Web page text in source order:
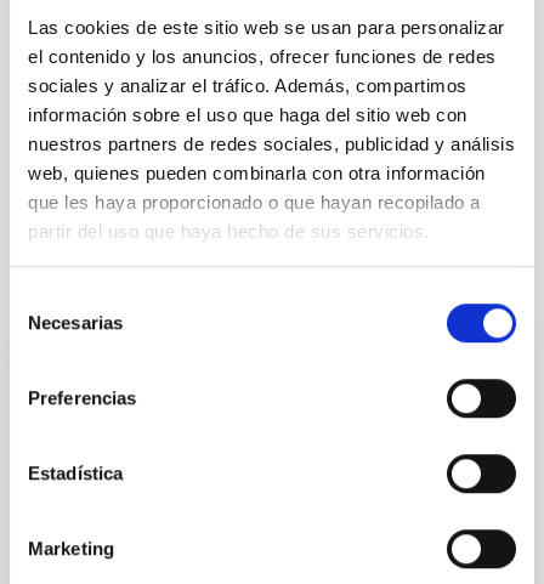
Las cookies de este sitio web se usan para personalizar
el contenido y los anuncios, ofrecer funciones de redes
sociales y analizar el tráfico. Además, compartimos
información sobre el uso que haga del sitio web con
nuestros partners de redes sociales, publicidad y análisis
web, quienes pueden combinarla con otra información
que les haya proporcionado o que hayan recopilado a
partir del uso que haya hecho de sus servicios.
Necesarias
Preferencias
Estadística
Marketing
de la Ley 14/2011, de 1 de junio, de la Ciencia, la
Tecnología y la Innovación), fuera de convenio, por el